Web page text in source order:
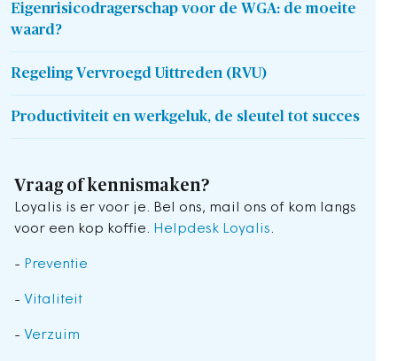
Eigenrisicodragerschap voor de WGA: de moeite
waard?
Regeling Vervroegd Uittreden (RVU)
Productiviteit en werkgeluk, de sleutel tot succes
Vraag of kennismaken?
Loyalis is er voor je. Bel ons, mail ons of kom langs
voor een kop koffie. Helpdesk Loyalis.
- Preventie
- Vitaliteit
- Verzuim